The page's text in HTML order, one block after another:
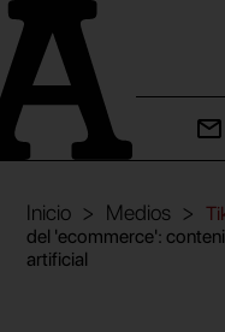
Inicio Medios
del 'ecommerce':
artificial